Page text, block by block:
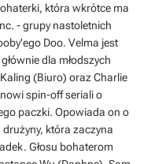
która wkrótce ma
- grupy nastoletnich
Doo. Velma jest
dla młodszych
(Biuro) oraz Charlie
spin-off seriali o
paczki. Opowiada on o
drużyny, która zaczyna
Głosu bohaterom